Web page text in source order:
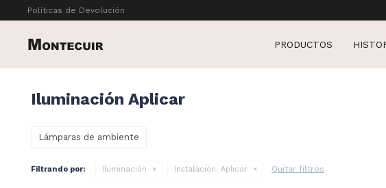
PRODUCTOS
Políticas de Devolución
Iluminación Aplicar
Lámparas de ambiente
Filtrando por: Iluminación Instalación: Aplicar Quitar filtros